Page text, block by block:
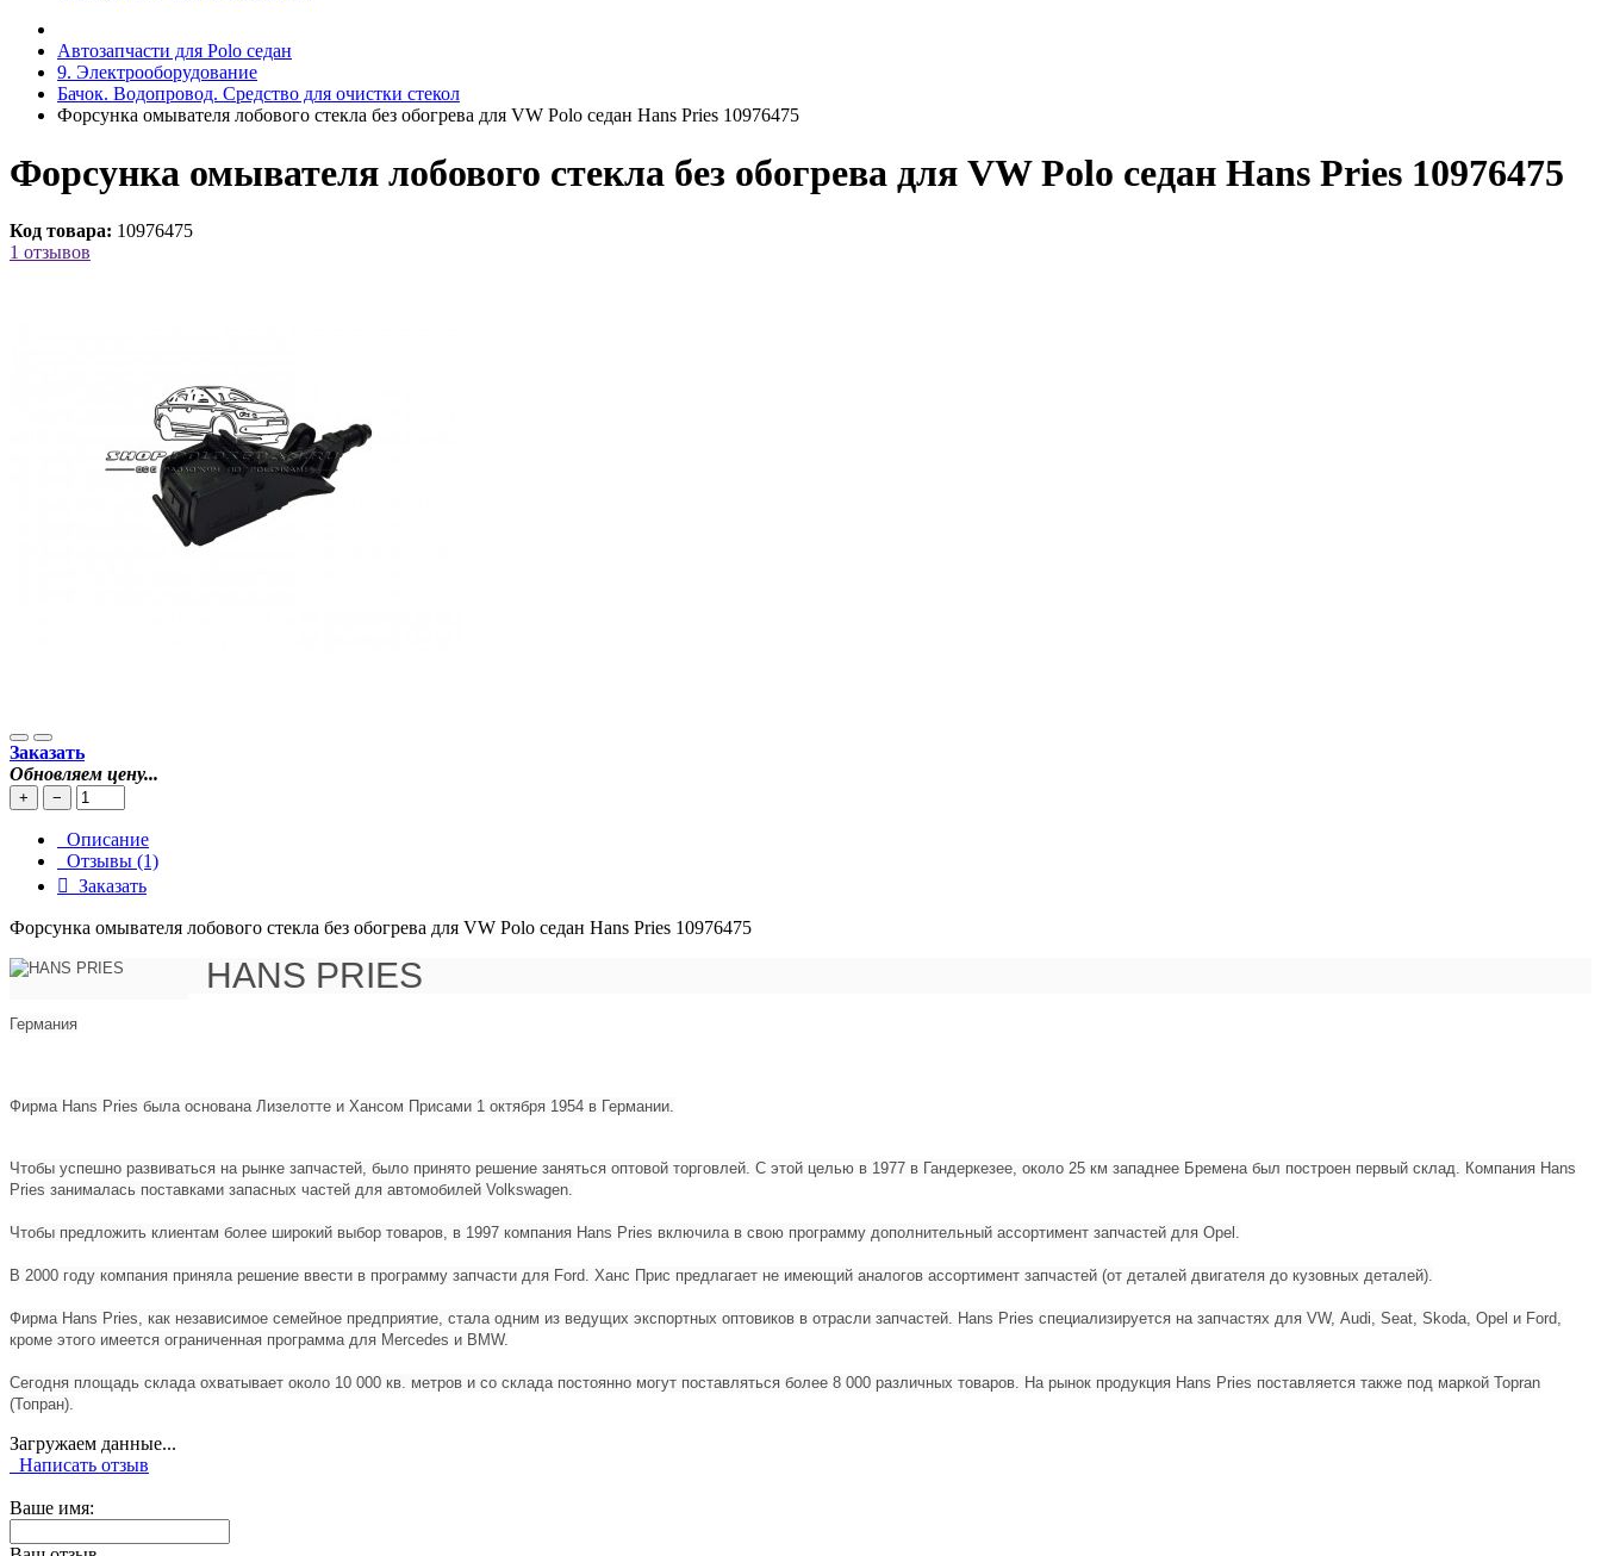
Автозапчасти для Polo седан
9. Электрооборудование
Бачок. Водопровод. Cредство для очистки стекол
Форсунка омывателя лобового стекла без обогрева для VW Polo седан Hans Pries 10976475
Форсунка омывателя лобового стекла без обогрева для VW Polo седан Hans Pries 10976475
Код товара: 10976475
1 отзывов
Заказать
Обновляем цену...
+ −
Описание
Отзывы (1)
Заказать
Форсунка омывателя лобового стекла без обогрева для VW Polo седан Hans Pries 10976475
HANS PRIES
Германия
Фирма Hans Pries была основана Лизелотте и Хансом Присами 1 октября 1954 в Германии.
Чтобы успешно развиваться на рынке запчастей, было принято решение заняться оптовой торговлей. С этой целью в 1977 в Гандеркезее, около 25 км западнее Бремена был построен первый склад. Компания Hans
Pries занималась поставками запасных частей для автомобилей Volkswagen.
Чтобы предложить клиентам более широкий выбор товаров, в 1997 компания Hans Pries включила в свою программу дополнительный ассортимент запчастей для Opel.
В 2000 году компания приняла решение ввести в программу запчасти для Ford. Ханс Прис предлагает не имеющий аналогов ассортимент запчастей (от деталей двигателя до кузовных деталей).
Фирма Hans Pries, как независимое семейное предприятие, стала одним из ведущих экспортных оптовиков в отрасли запчастей. Hans Pries специализируется на запчастях для VW, Audi, Seat, Skoda, Opel и Ford,
кроме этого имеется ограниченная программа для Mercedes и BMW.
Сегодня площадь склада охватывает около 10 000 кв. метров и со склада постоянно могут поставляться более 8 000 различных товаров. На рынок продукция Hans Pries поставляется также под маркой Topran
(Топран).
Загружаем данные...
Написать отзыв
Ваше имя: